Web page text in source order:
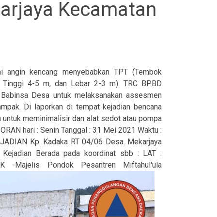
Kecamatan
kencang menyebabkan TPT (Tembok
Tinggi 4-5 m, dan Lebar 2-3 m). TRC BPBD
Desa untuk melaksanakan assesmen
Di laporkan di tempat kejadian bencana
meminimalisir dan alat sedot atau pompa
hari : Senin Tanggal : 31 Mei 2021 Waktu :
Kp. Kadaka RT 04/06 Desa. Mekarjaya
Berada pada koordinat sbb : LAT :
-Majelis Pondok Pesantren Miftahul'ula